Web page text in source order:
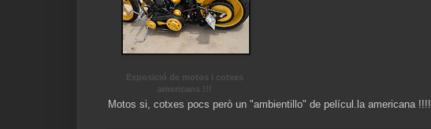
Exposició de motos i cotxes
americans !!!
Motos si, cotxes pocs però un "ambientillo" de películ.la americana !!!!